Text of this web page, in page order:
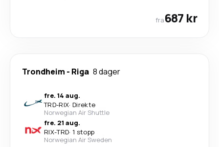
fra687 kr
Trondheim - Riga 8 dager
fre. 14 aug.
TRD-RIX· Direkte
Norwegian Air Shuttle
fre. 21 aug.
RIX-TRD· 1 stopp
Norwegian Air Sweden